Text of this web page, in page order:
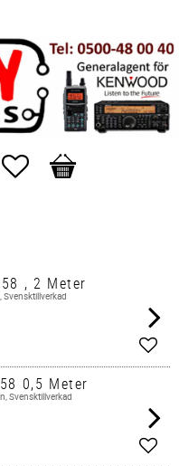
Favorites
Basket
, 2 Meter
Svensktillverkad
Add
0,5 Meter
Svensktillverkad
Add